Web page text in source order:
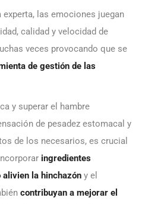
las emociones juegan
calidad y velocidad de
veces provocando que se
de gestión de las
y superar el hambre
de pesadez estomacal y
de los necesarios, es crucial
ingredientes
alivien la hinchazón y el
contribuyan a mejorar el